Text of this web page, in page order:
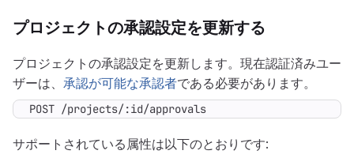
プロジェクトの承認設定を更新する
プロジェクトの承認設定を更新します。現在認証済みユー
ザーは、 承認が可能な承認者である必要があります。
POST /projects/:id/approvals
サポートされている属性は以下のとおりです: